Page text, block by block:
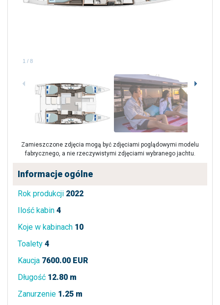
1 / 8
Zamieszczone zdjęcia mogą być zdjęciami poglądowymi modelu
fabrycznego, a nie rzeczywistymi zdjęciami wybranego jachtu.
Informacje ogólne
Rok produkcji 2022
Ilość kabin 4
Koje w kabinach 10
Toalety 4
Kaucja 7600.00 EUR
Długość 12.80 m
Zanurzenie 1.25 m